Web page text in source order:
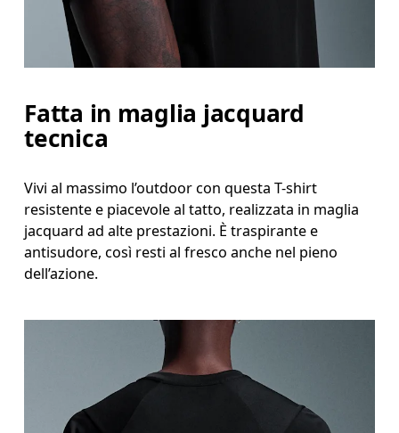
Fatta in maglia jacquard
tecnica
Vivi al massimo l’outdoor con questa T-shirt
resistente e piacevole al tatto, realizzata in maglia
jacquard ad alte prestazioni. È traspirante e
antisudore, così resti al fresco anche nel pieno
dell’azione.